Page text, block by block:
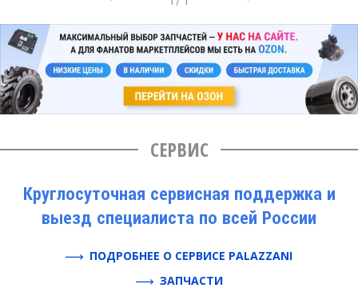
СЕРВИС
Круглосуточная сервисная поддержка и
выезд специалиста по всей России
ПОДРОБНЕЕ О СЕРВИСЕ PALAZZANI
ЗАПЧАСТИ